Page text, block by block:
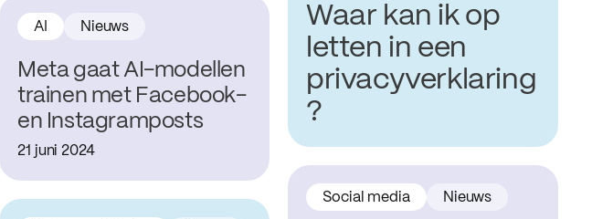
Waar kan ik op
letten in een
privacyverklaring
?
Meta gaat AI-modellen
trainen met Facebook-
en Instagramposts
AI Nieuws
21 juni 2024
Social media Nieuws